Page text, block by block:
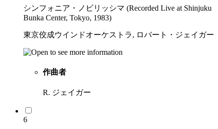
シンフォニア・ノビリッシマ (Recorded Live at Shinjuku
Bunka Center, Tokyo, 1983)
東京佼成ウインドオーケストラ, ロバート・ジェイガー
作曲者
R. ジェイガー
6